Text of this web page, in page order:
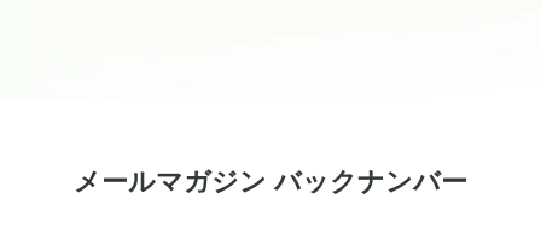
メールマガジン バックナンバー